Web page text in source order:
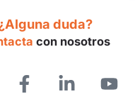
duda?
con nosotros